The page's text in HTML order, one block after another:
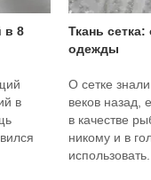
в 8
в
Ткань
одежды
О сетке
веков назад,
в качестве
никому и в
использовать...